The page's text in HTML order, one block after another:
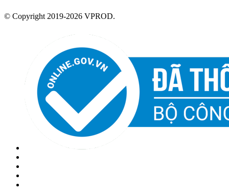
© Copyright 2019-2026 VPROD.